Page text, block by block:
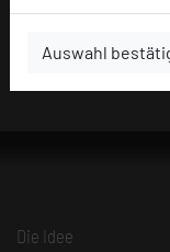
Auswahl
Nutzungsrechte
Die Idee